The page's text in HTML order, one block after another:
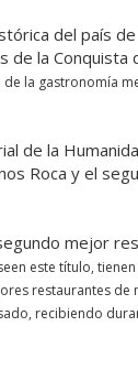
del país
la Conquista
la gastronomía
de la
Roca y el
mejor
este título,
restaurantes
recibiendo